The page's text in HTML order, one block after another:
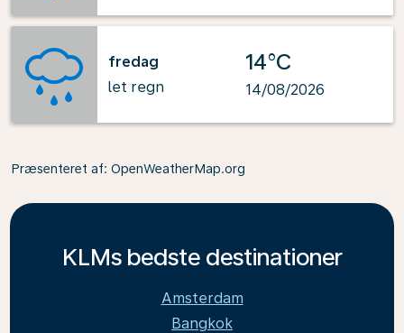
fredag
let regn
14°C
14/08/2026
Præsenteret af: OpenWeatherMap.org
KLMs bedste destinationer
Amsterdam
Bangkok